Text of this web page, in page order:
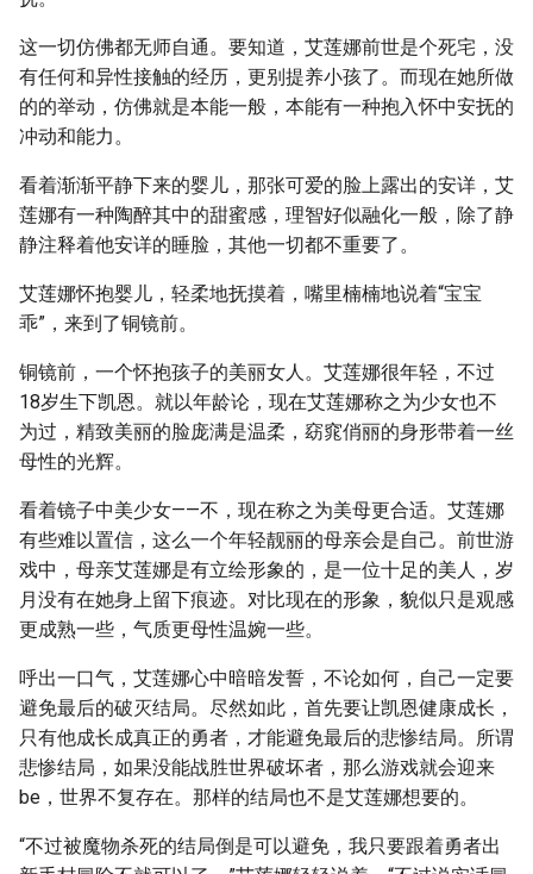
这一切仿佛都无师自通。要知道，艾莲娜前世是个死宅，没
有任何和异性接触的经历，更别提养小孩了。而现在她所做
的的举动，仿佛就是本能一般，本能有一种抱入怀中安抚的
冲动和能力。
看着渐渐平静下来的婴儿，那张可爱的脸上露出的安详，艾
莲娜有一种陶醉其中的甜蜜感，理智好似融化一般，除了静
静注释着他安详的睡脸，其他一切都不重要了。
艾莲娜怀抱婴儿，轻柔地抚摸着，嘴里楠楠地说着“宝宝
乖”，来到了铜镜前。
铜镜前，一个怀抱孩子的美丽女人。艾莲娜很年轻，不过
18岁生下凯恩。就以年龄论，现在艾莲娜称之为少女也不
为过，精致美丽的脸庞满是温柔，窈窕俏丽的身形带着一丝
母性的光辉。
看着镜子中美少女——不，现在称之为美母更合适。艾莲娜
有些难以置信，这么一个年轻靓丽的母亲会是自己。前世游
戏中，母亲艾莲娜是有立绘形象的，是一位十足的美人，岁
月没有在她身上留下痕迹。对比现在的形象，貌似只是观感
更成熟一些，气质更母性温婉一些。
呼出一口气，艾莲娜心中暗暗发誓，不论如何，自己一定要
避免最后的破灭结局。尽然如此，首先要让凯恩健康成长，
只有他成长成真正的勇者，才能避免最后的悲惨结局。所谓
悲惨结局，如果没能战胜世界破坏者，那么游戏就会迎来
be，世界不复存在。那样的结局也不是艾莲娜想要的。
“不过被魔物杀死的结局倒是可以避免，我只要跟着勇者出